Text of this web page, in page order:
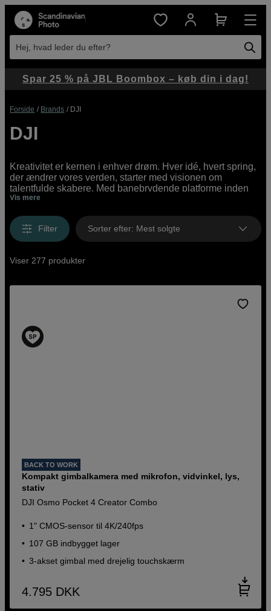
Hej, hvad leder du efter?
Forside Brands DJI
DJI
Kreativitet er kernen i enhver drøm. Hver idé, hvert spring,
der ændrer vores verden, starter med visionen om
talentfulde skabere. Med banebrydende platforme inden
for droner, gimbals og actionkameraer giver DJI giver disse
idéer til live.
Vis mere
Filter Sorter efter: Mest solgte
Viser 277 produkter
BACK TO WORK
Kompakt gimbalkamera med mikrofon, vidvinkel, lys,
stativ
DJI Osmo Pocket 4 Creator Combo
1" CMOS-sensor til 4K/240fps
107 GB indbygget lager
3-akset gimbal med drejelig touchskærm
4.795 DKK
Spar 25 % på JBL Boombox – køb din i dag!